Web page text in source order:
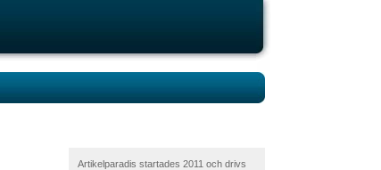
Artikelparadis startades 2011 och drivs